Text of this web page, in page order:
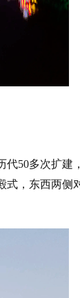
代50多次扩建
式，东西两侧